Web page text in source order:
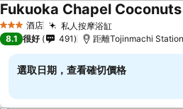
3 星級 酒店 私人按摩浴缸
Fukuoka Chapel
8.1 很好 491 距離Tojinmachi
選取日期，查看確切價格